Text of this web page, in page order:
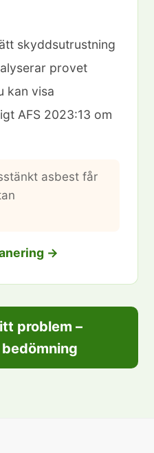
skyddsutrustning
provet
kan visa
AFS 2023:13 om
asbest får
→
problem –